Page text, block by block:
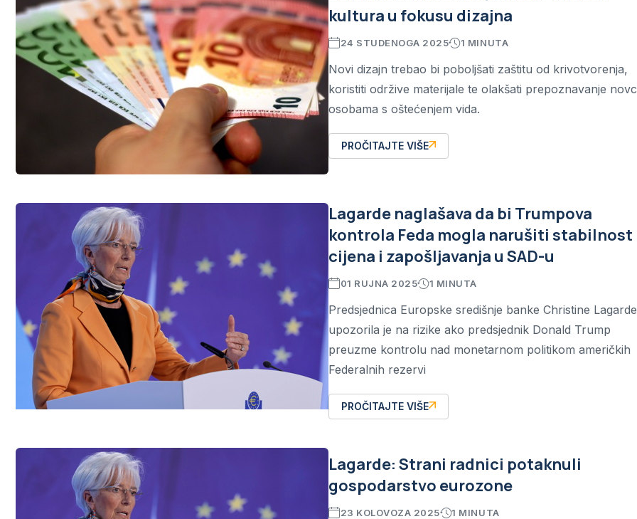
kultura u fokusu dizajna
24 STUDENOGA 2025 1 MINUTA
Novi dizajn trebao bi poboljšati zaštitu od krivotvorenja,
koristiti održive materijale te olakšati prepoznavanje
osobama s oštećenjem vida.
PROČITAJTE VIŠE
Lagarde naglašava da bi Trumpova
kontrola Feda mogla narušiti stabilnost
cijena i zapošljavanja u SAD-u
01 RUJNA 2025 1 MINUTA
Predsjednica Europske središnje banke Christine Lagarde
upozorila je na rizike ako predsjednik Donald Trump
preuzme kontrolu nad monetarnom politikom američkih
Federalnih rezervi
PROČITAJTE VIŠE
Lagarde: Strani radnici potaknuli
gospodarstvo eurozone
23 KOLOVOZA 2025 1 MINUTA